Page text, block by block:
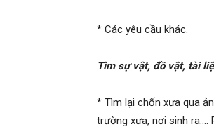
thám
* Các yêu cầu khác.
Tìm sự vật, đồ vật, tài
* Tìm lại chốn xưa qua
trường xưa, nơi sinh ra….